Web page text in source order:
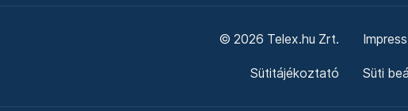
© 2026 Telex.hu Zrt.
Sütitájékoztató Süti